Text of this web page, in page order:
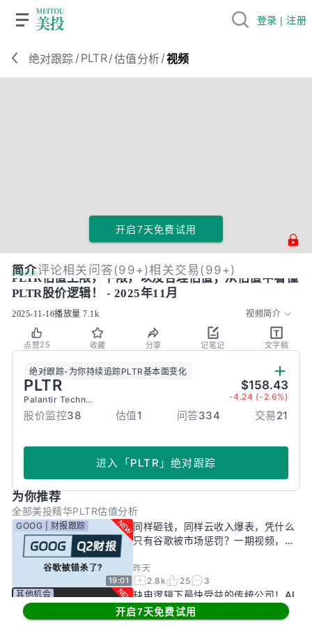
绝对跟踪 /PLTR/估值分析/视频
开启7天免费试用
简介评论相关问答(99+)相关交易(99+)
PLTR估值上限，下限，以及合理估值；从估值中看懂
PLTR股价逻辑！ - 2025年11月
2025-11-16播放量 7.1k 视频简介
点赞25 收藏 分享 记笔记 文字稿
绝对跟踪- 为你持续追踪PLTR基本面变化
PLTR
Palantir Technologies Inc.
$158.43
-4.24 (-2.6%)
股价监控38 估值1 问答334 交易21
进入 「PLTR 」 绝对跟踪
为你推荐
全部美投精华PLTR估值分析
19:01
GOOG | 财报跟踪
同样砸钱，同样云收入爆表，凭什么
只有谷歌被市场惩罚？一期视频，告
昨天
2.8k
25
3
其他机会
缺电逻辑下最快受益的传统公司！AI
新基建龙头，大跌过后正是买入机
会？
开启7天免费试用
登录 | 注册